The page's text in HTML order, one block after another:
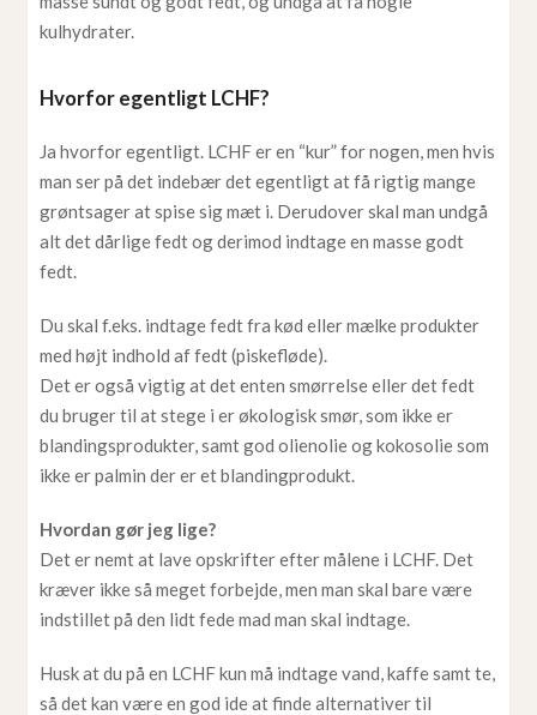
kulhydrater.
Hvorfor egentligt LCHF?
Ja hvorfor egentligt. LCHF er en “kur” for nogen, men hvis
man ser på det indebær det egentligt at få rigtig mange
grøntsager at spise sig mæt i. Derudover skal man undgå
alt det dårlige fedt og derimod indtage en masse godt
fedt.
Du skal f.eks. indtage fedt fra kød eller mælke produkter
med højt indhold af fedt (piskefløde).
Det er også vigtig at det enten smørrelse eller det fedt
du bruger til at stege i er økologisk smør, som ikke er
blandingsprodukter, samt god olienolie og kokosolie som
ikke er palmin der er et blandingprodukt.
Hvordan gør jeg lige?
Det er nemt at lave opskrifter efter målene i LCHF. Det
kræver ikke så meget forbejde, men man skal bare være
indstillet på den lidt fede mad man skal indtage.
Husk at du på en LCHF kun må indtage vand, kaffe samt te,
så det kan være en god ide at finde alternativer til